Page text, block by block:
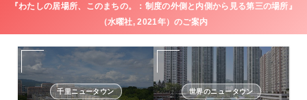
『わたしの居場所、このまちの。：制度の外側と内側から見る第三の場所』
（水曜社, 2021年）のご案内
千里ニュータウン 世界のニュータウン